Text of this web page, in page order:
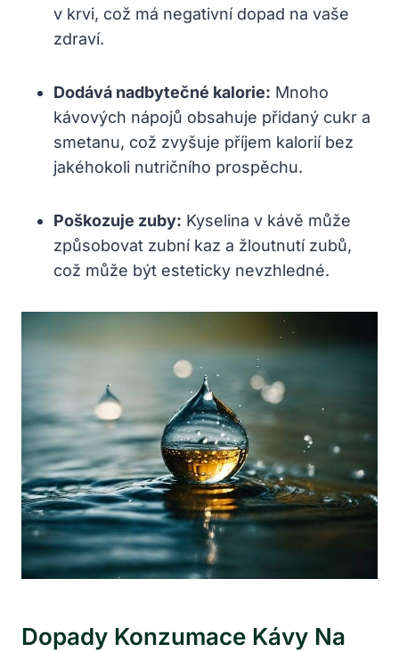
v krvi, což má negativní dopad na vaše
zdraví.
Dodává nadbytečné kalorie: Mnoho
kávových nápojů obsahuje přidaný cukr a
smetanu, což zvyšuje příjem kalorií bez
jakéhokoli nutričního prospěchu.
Poškozuje zuby: Kyselina v kávě může
způsobovat zubní kaz a žloutnutí zubů,
což může být esteticky nevzhledné.
Dopady Konzumace Kávy Na